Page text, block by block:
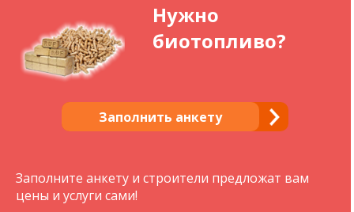
Нужно
биотопливо?
Заполнить анкету
Заполните анкету и строители предложат вам
цены и услуги сами!